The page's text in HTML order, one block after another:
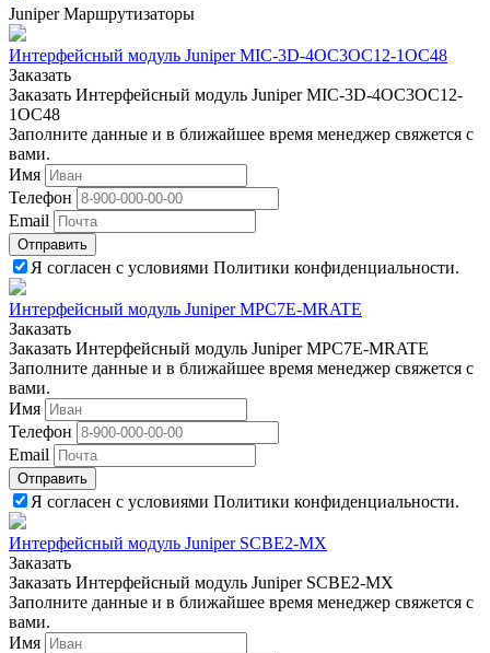
Juniper Маршрутизаторы
Интерфейсный модуль Juniper MIC-3D-4OC3OC12-1OC48
Заказать
Заказать Интерфейсный модуль Juniper MIC-3D-4OC3OC12-
1OC48
Заполните данные и в ближайшее время менеджер свяжется с
вами.
Имя
Телефон
Email
Отправить
Я согласен с условиями Политики конфиденциальности.
Интерфейсный модуль Juniper MPC7E-MRATE
Заказать
Заказать Интерфейсный модуль Juniper MPC7E-MRATE
Заполните данные и в ближайшее время менеджер свяжется с
вами.
Имя
Телефон
Email
Отправить
Я согласен с условиями Политики конфиденциальности.
Интерфейсный модуль Juniper SCBE2-MX
Заказать
Заказать Интерфейсный модуль Juniper SCBE2-MX
Заполните данные и в ближайшее время менеджер свяжется с
вами.
Имя